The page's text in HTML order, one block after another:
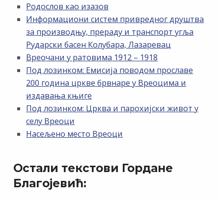
Родослов као изазов
Информациони систем привредног друштва
за производњу, прераду и транспорт угља
Рударски басен Колубара, Лазаревац
Вреочани у ратовима 1912 – 1918
Под лозинком: Емисија поводом прославе
200 година цркве брвнаре у Вреоцима и
издавања књиге
Под лозинком: Црква и парохијски живот у
селу Вреоци
Насељено место Вреоци
Остали текстови Гордане
Благојевић: